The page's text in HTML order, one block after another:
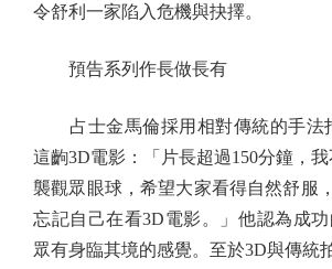
令舒利一家陷入危機與抉擇。
預告系列作長做長有
占士金馬倫採用相對傳統的手法
這齣3D電影：「片長超過150分鐘，
襲觀眾眼球，希望大家看得自然舒服
忘記自己在看3D電影。」他認為成
眾有身臨其境的感覺。至於3D與傳統